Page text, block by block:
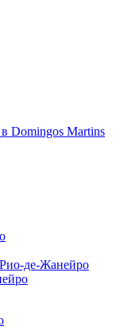
Domingos Martins
де-Жанейро